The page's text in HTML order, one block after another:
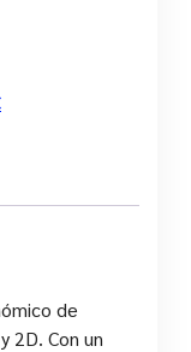
de
2D. Con un